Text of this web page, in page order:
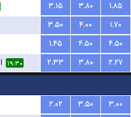
۳.۱۵ ۳.۸۰
۱.۸۵
۳.۵۰ ۴.۰۰
۱.۷۰
۱.۴۵ ۴.۵۰
۴.۵۰
۱۹:۳۰ ۲.۳۳ ۳.۸۰
۲.۲۷
۲.۰۲ ۳.۵۰
۳.۰۰